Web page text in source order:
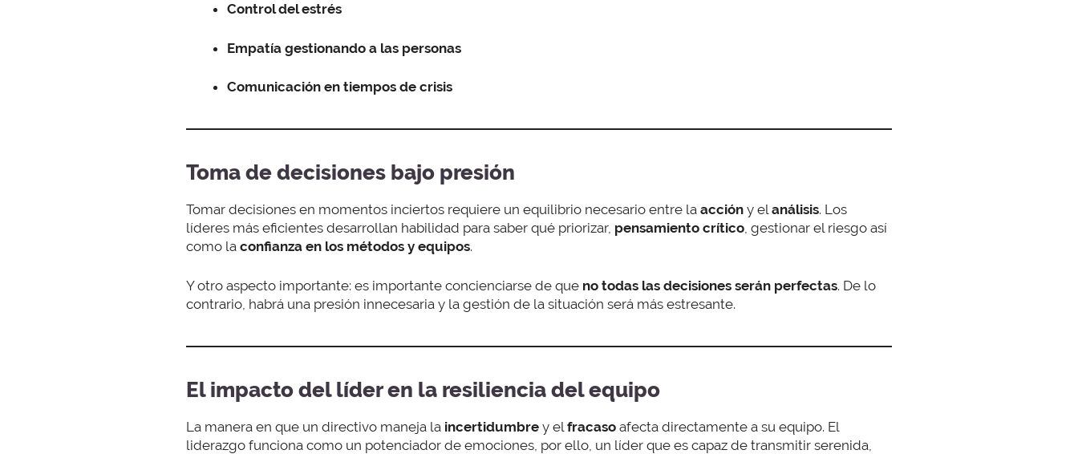
Control del estrés
Empatía gestionando a las personas
Comunicación en tiempos de crisis
Toma de decisiones bajo presión
Tomar decisiones en momentos inciertos requiere un equilibrio necesario entre la acción y elanálisis. Los
líderes más eficientes desarrollan habilidad para saber qué priorizar, pensamiento crítico, gestionar el riesgo así
como la confianza en los métodos y equipos.
Y otro aspecto importante: es importante concienciarse de que no todas las decisiones serán perfectas. De lo
contrario, habrá una presión innecesaria y la gestión de la situación será más estresante.
El impacto del líder en la resiliencia del equipo
La manera en que un directivo maneja la incertidumbre y el fracaso afecta directamente a su equipo. El
liderazgo funciona como un potenciador de emociones, por ello, un líder que es capaz de transmitir serenida,